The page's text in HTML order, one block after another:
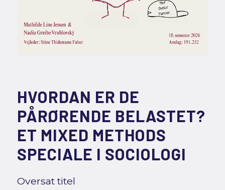
HVORDAN ER DE
PÅRØRENDE BELASTET?
ET MIXED METHODS
SPECIALE I SOCIOLOGI
Oversat titel